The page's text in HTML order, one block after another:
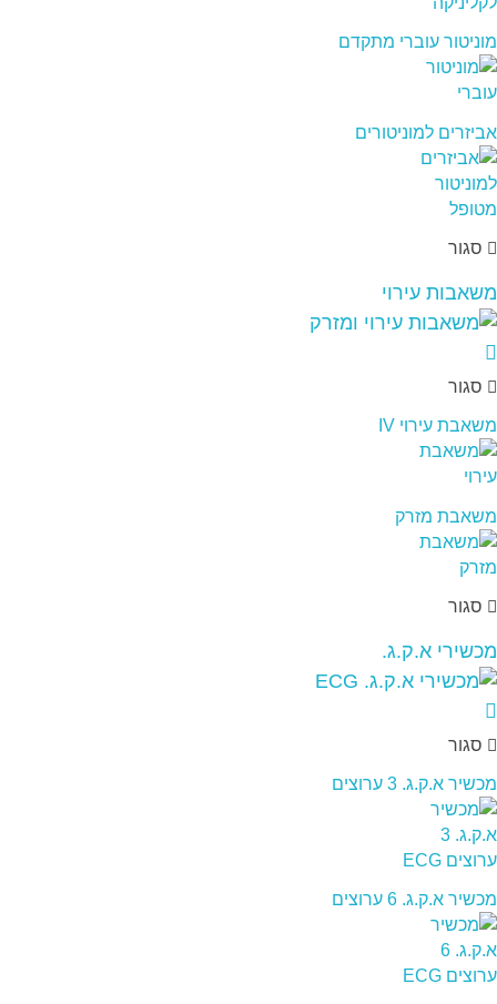
מוניטור עוברי מתקדם
אביזרים למוניטורים
סגור
משאבות עירוי
סגור
משאבת עירוי IV
משאבת מזרק
סגור
מכשירי א.ק.ג.
סגור
מכשיר א.ק.ג. 3 ערוצים
מכשיר א.ק.ג. 6 ערוצים